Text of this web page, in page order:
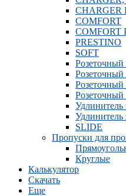
CHARGER
COMFORT
COMFORT
PRESTINO
SOFT
Розеточный
Розеточный
Розеточный
SLIDE
Пропуски для
Круглые
Калькулятор
Скачать
Еще